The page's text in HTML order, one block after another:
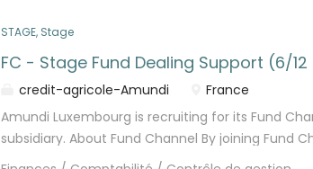
STAGE, Stage
FC - Stage Fund Dealing Support (6/
credit-agricole-Amundi
France
Amundi Luxembourg is recruiting for its Fund
subsidiary. About Fund Channel By joining Fund
of a leading organisation in the financial sector.